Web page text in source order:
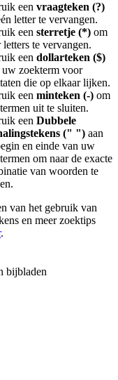
een vraagteken (?)
letter te vervangen.
een sterretje (*) om
letters te vervangen.
een dollarteken ($)
zoekterm voor
die op elkaar lijken.
een minteken (-) om
uit te sluiten.
een Dubbele
(" ") aan
en einde van uw
om naar de exacte
van woorden te
van het gebruik van
en meer zoektips
.
bijbladen